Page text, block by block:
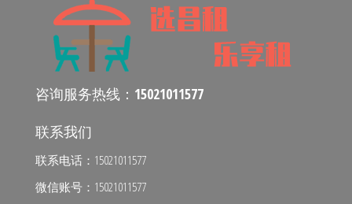
咨询服务热线： 15021011577
联系我们
联系电话：15021011577
微信账号：15021011577